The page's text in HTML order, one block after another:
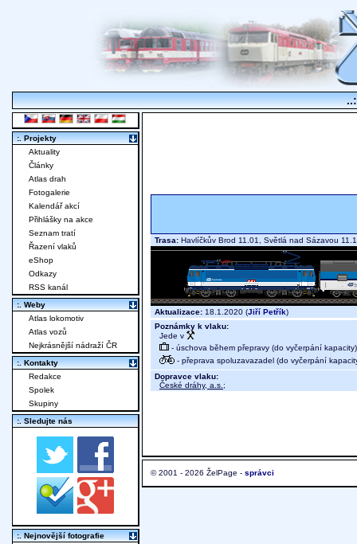
Trasa: Havlíčkův Brod 11.01, Světlá nad Sázavou
Aktualizace: 18.1.2020 (Jiří Petřík)
Poznámky k vlaku:
Jede v
- úschova během přepravy (do vyčerpání kapacity)
- přeprava spoluzavazadel (do vyčerpání
Dopravce vlaku:
České dráhy, a.s. ;
© 2001 - 2026 ŽelPage - správci
:. Projekty
Aktuality
Články
Atlas drah
Fotogalerie
Kalendář akcí
Přihlášky na akce
Seznam tratí
Řazení vlaků
eShop
Odkazy
RSS kanál
:. Weby
Atlas lokomotiv
Atlas vozů
Nejkrásnější nádraží ČR
:. Kontakty
Redakce
Spolek
Skupiny
:. Sledujte nás
:. Nejnovější fotografie